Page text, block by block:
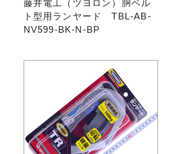
藤井電工（ツヨロン）胴ベル
ト型用ランヤード TBL-AB-
NV599-BK-N-BP